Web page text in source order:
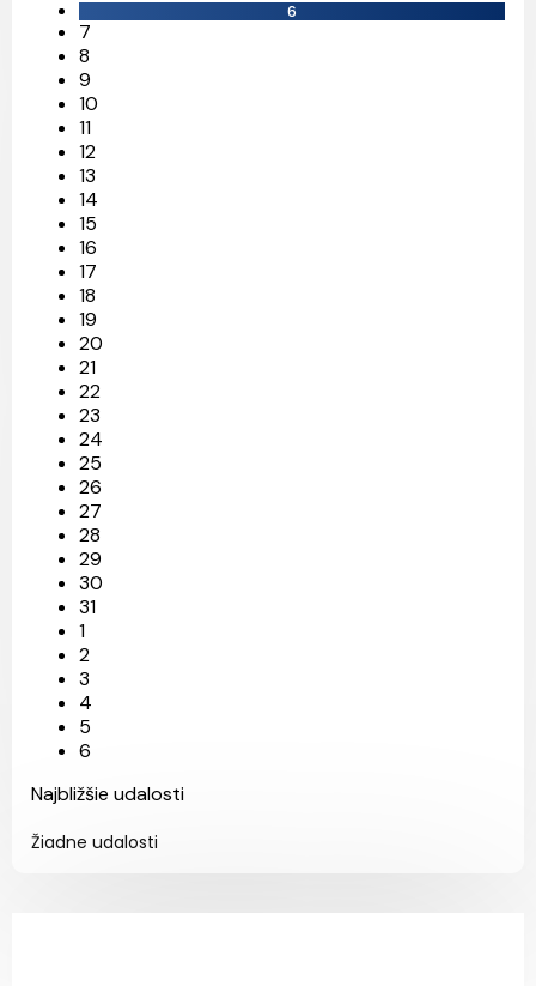
6
7
8
9
10
11
12
13
14
15
16
17
18
19
20
21
22
23
24
25
26
27
28
29
30
31
1
2
3
4
5
6
Najbližšie udalosti
Žiadne udalosti